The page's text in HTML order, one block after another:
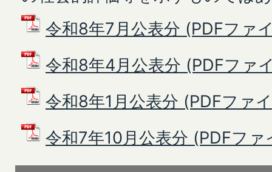
令和8年7月公表分 (PDFファ
令和8年4月公表分 (PDFファ
令和8年1月公表分 (PDFファ
令和7年10月公表分 (PDFフ